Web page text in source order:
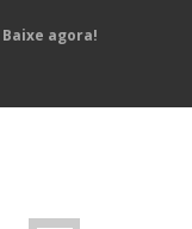
Baixe agora!